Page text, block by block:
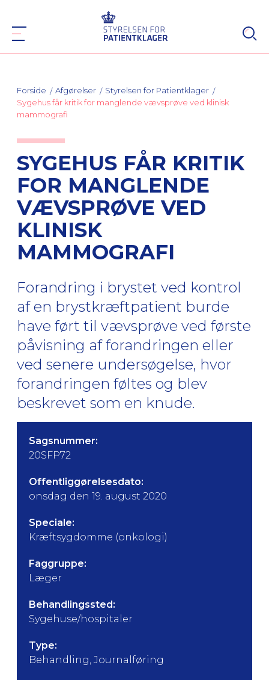
Forside Afgørelser
Styrelsen for Patientklager
Sygehus får kritik for manglende vævsprøve ved klinisk
mammografi
SYGEHUS FÅR KRITIK
FOR MANGLENDE
VÆVSPRØVE VED
KLINISK
MAMMOGRAFI
Forandring i brystet ved kontrol
af en brystkræftpatient burde
have ført til vævsprøve ved første
påvisning af forandringen eller
ved senere undersøgelse, hvor
forandringen føltes og blev
beskrevet som en knude.
Sagsnummer:
20SFP72
Offentliggørelsesdato:
onsdag den 19. august 2020
Speciale:
Kræftsygdomme (onkologi)
Faggruppe:
Læger
Behandlingssted:
Sygehuse/hospitaler
Type:
Behandling, Journalføring